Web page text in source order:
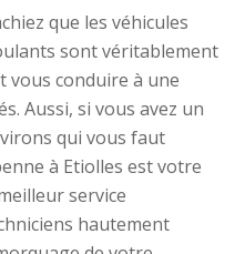
que les véhicules
sont véritablement
vous conduire à une
Aussi, si vous avez un
qui vous faut
à Etiolles est votre
service
hautement